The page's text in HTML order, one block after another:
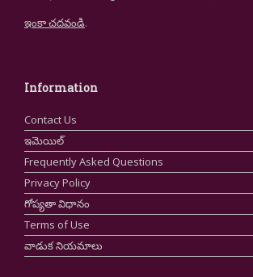
ఇంకా చదవండి.
Information
Contact Us
ఇమెయిల్
Frequently Asked Questions
Privacy Policy
గోప్యతా విధానం
Terms of Use
వాడుక నియమాలు